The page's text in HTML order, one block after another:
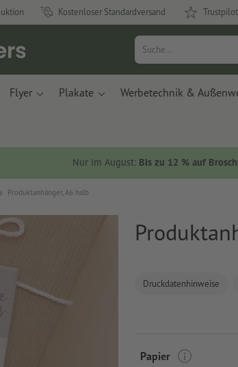
Kostenloser Standardversand
Flyer Plakate Werbetechnik &
Nur im August: Bis zu 12 % auf
Produktanhänger, A6 halb
Druckdatenhinweise
Papier